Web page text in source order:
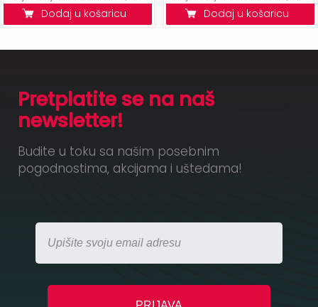
Dodaj u košaricu Dodaj u košaricu
Pretplatite se na naš
newsletter!
Budite u toku sa našim posebnim
pogodnostima, akcijama i uštedama!